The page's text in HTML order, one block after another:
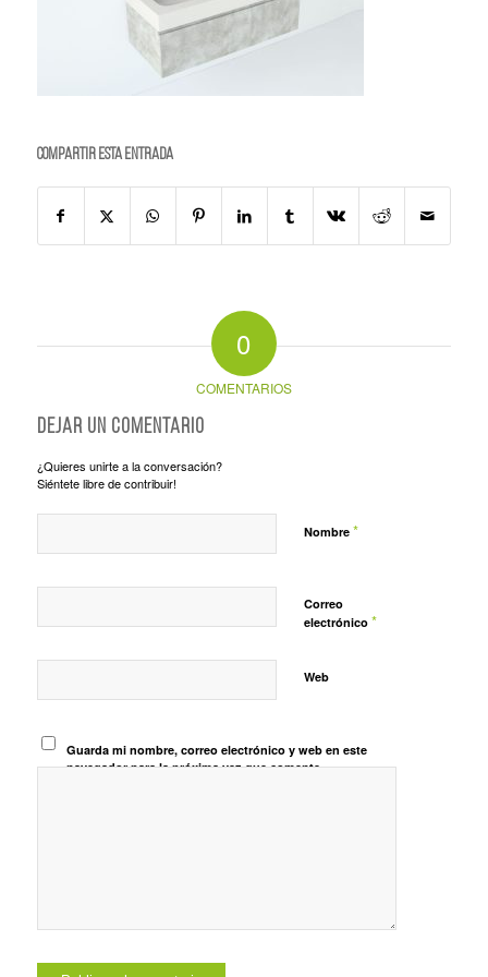
Compartir esta entrada
0
COMENTARIOS
Dejar un comentario
¿Quieres unirte a la conversación?
Siéntete libre de contribuir!
Nombre *
Correo
electrónico *
Web
Guarda mi nombre, correo electrónico y web en este
navegador para la próxima vez que comente.